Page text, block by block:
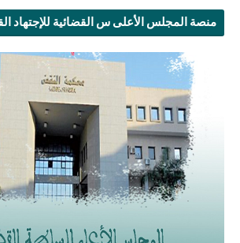
منصة المجلس الأعلى س القضائية للإجتهاد